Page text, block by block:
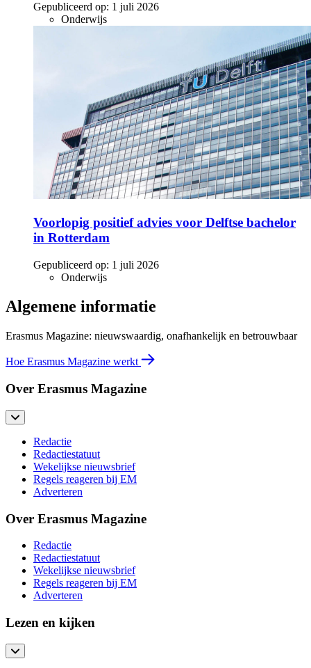
Gepubliceerd op: 1 juli 2026
Onderwijs
Voorlopig positief advies voor Delftse bachelor
in Rotterdam
Gepubliceerd op: 1 juli 2026
Onderwijs
Algemene informatie
Erasmus Magazine: nieuwswaardig, onafhankelijk en betrouwbaar
Hoe Erasmus Magazine werkt
Over Erasmus Magazine
Redactie
Redactiestatuut
Wekelijkse nieuwsbrief
Regels reageren bij EM
Adverteren
Over Erasmus Magazine
Redactie
Redactiestatuut
Wekelijkse nieuwsbrief
Regels reageren bij EM
Adverteren
Lezen en kijken